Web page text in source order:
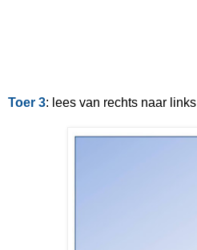
Toer 3: lees van rechts naar links